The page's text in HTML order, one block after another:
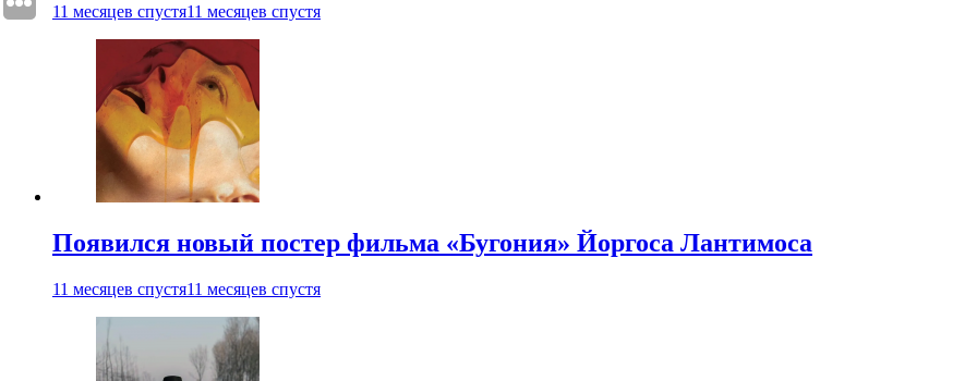
11 месяцев спустя11 месяцев спустя
Появился новый постер фильма «Бугония» Йоргоса Лантимоса
11 месяцев спустя11 месяцев спустя